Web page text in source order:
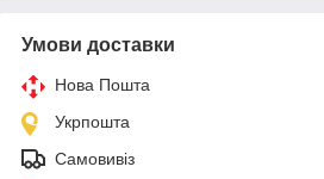
Умови доставки
Нова Пошта
Укрпошта
Самовивіз